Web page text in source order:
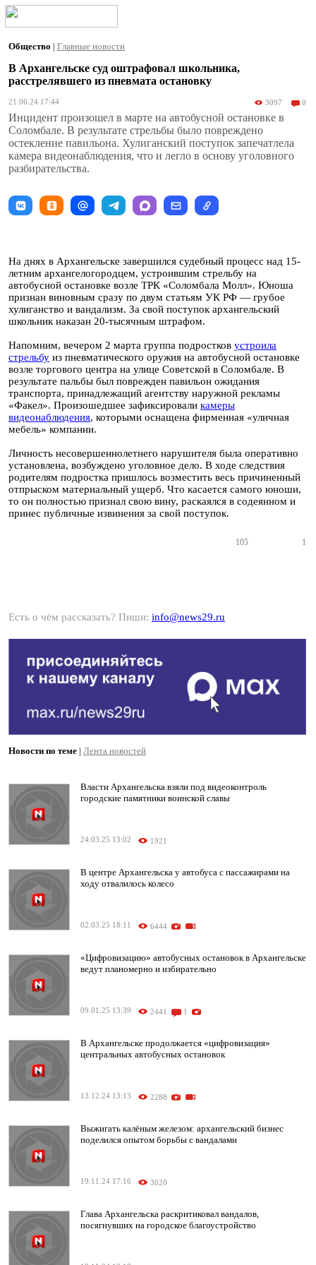
Общество | Главные новости
В Архангельске суд оштрафовал школьника,
расстрелявшего из пневмата остановку
21.06.24 17:44 3097 0
Инцидент произошел в марте на автобусной остановке в
Соломбале. В результате стрельбы было повреждено
остекление павильона. Хулиганский поступок запечатлела
камера видеонаблюдения, что и легло в основу уголовного
разбирательства.
На днях в Архангельске завершился судебный процесс над 15-
летним архангелогородцем, устроившим стрельбу на
автобусной остановке возле ТРК «Соломбала Молл». Юноша
признан виновным сразу по двум статьям УК РФ — грубое
хулиганство и вандализм. За свой поступок архангельский
школьник наказан 20-тысячным штрафом.
Напомним, вечером 2 марта группа подростков устроила
стрельбу из пневматического оружия на автобусной остановке
возле торгового центра на улице Советской в Соломбале. В
результате пальбы был поврежден павильон ожидания
транспорта, принадлежащий агентству наружной рекламы
«Факел». Произошедшее зафиксировали камеры
видеонаблюдения, которыми оснащена фирменная «уличная
мебель» компании.
Личность несовершеннолетнего нарушителя была оперативно
установлена, возбуждено уголовное дело. В ходе следствия
родителям подростка пришлось возместить весь причиненный
отпрыском материальный ущерб. Что касается самого юноши,
то он полностью признал свою вину, раскаялся в содеянном и
принес публичные извинения за свой поступок.
105 1
Есть о чём рассказать? Пиши: info@news29.ru
Новости по теме | Лента новостей
Власти Архангельска взяли под видеоконтроль
городские памятники воинской славы
24.03.25 13:02 1921
В центре Архангельска у автобуса с пассажирами на
ходу отвалилось колесо
02.03.25 18:11 6444
«Цифровизацию» автобусных остановок в Архангельске
ведут планомерно и избирательно
09.01.25 13:39 2441 1
В Архангельске продолжается «цифровизация»
центральных автобусных остановок
13.12.24 13:13 2288
Выжигать калёным железом: архангельский бизнес
поделился опытом борьбы с вандалами
19.11.24 17:16 3020
Глава Архангельска раскритиковал вандалов,
посягнувших на городское благоустройство